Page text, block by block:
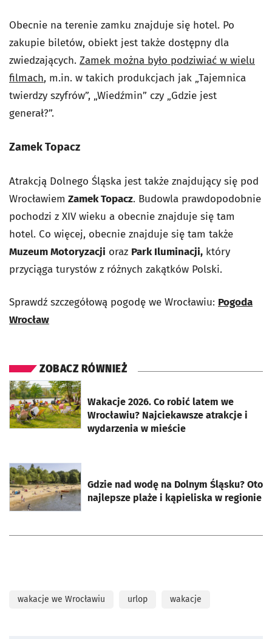
Obecnie na terenie zamku znajduje się hotel. Po
zakupie biletów, obiekt jest także dostępny dla
zwiedzających. Zamek można było podziwiać w wielu
filmach, m.in. w takich produkcjach jak „Tajemnica
twierdzy szyfrów”, „Wiedźmin” czy „Gdzie jest
generał?”.
Zamek Topacz
Atrakcją Dolnego Śląska jest także znajdujący się pod
Wrocławiem Zamek Topacz. Budowla prawdopodobnie
pochodzi z XIV wieku a obecnie znajduje się tam
hotel. Co więcej, obecnie znajduje się tam także
Muzeum Motoryzacji oraz Park Iluminacji, który
przyciąga turystów z różnych zakątków Polski.
Sprawdź szczegółową pogodę we Wrocławiu: Pogoda
Wrocław
ZOBACZ RÓWNIEŻ
Wakacje 2026. Co robić latem we
Wrocławiu? Najciekawsze atrakcje i
wydarzenia w mieście
otworzy się w nowej karcie
Gdzie nad wodę na Dolnym Śląsku? Oto
najlepsze plaże i kąpieliska w regionie
otworzy się w nowej karcie
wakacje we Wrocławiu urlop wakacje